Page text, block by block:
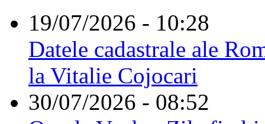
19/07/2026 - 10:28
Datele cadastrale ale
la Vitalie Cojocari
30/07/2026 - 08:52